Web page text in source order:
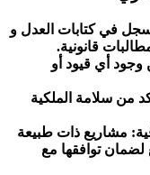
في كتابات العدل و
قانونية.
أي قيود أو
من سلامة الملكية
مشاريع ذات طبيعة
لضمان توافقها مع